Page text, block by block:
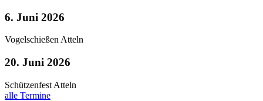
6. Juni 2026
Vogelschießen Atteln
20. Juni 2026
Schützenfest Atteln
alle Termine